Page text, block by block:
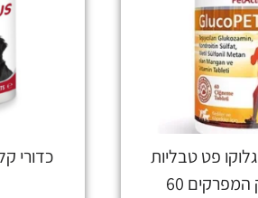
BIO PetActive גלוקו פט טבליות
לתמיכה וחיזוק המפרקים 60